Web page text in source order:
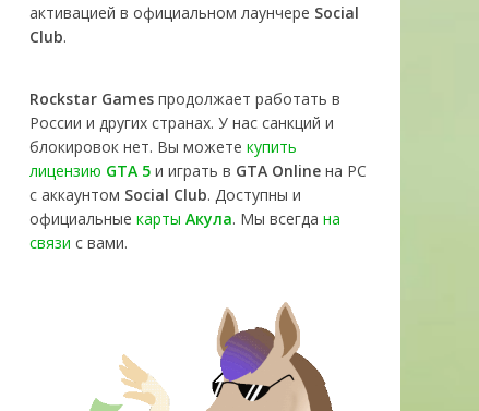
активацией в официальном лаунчере Social
Club.
Rockstar Games продолжает работать в
России и других странах. У нас санкций и
блокировок нет. Вы можете купить
лицензию GTA 5 и играть в GTA Online на PC
с аккаунтом Social Club. Доступны и
официальные карты Акула. Мы всегда на
связи с вами.